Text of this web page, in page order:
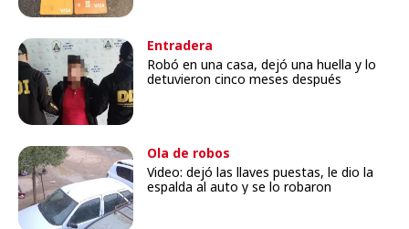
Entradera
Robó en una casa, dejó una huella y lo
detuvieron cinco meses después
Ola de robos
Video: dejó las llaves puestas, le dio la
espalda al auto y se lo robaron